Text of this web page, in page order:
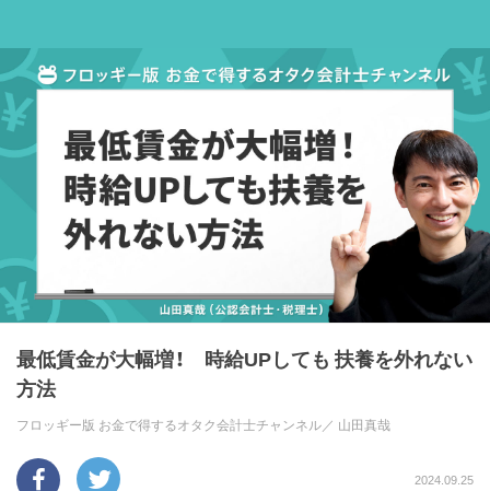
最低賃金が大幅増！ 時給UPしても 扶養を外れない
方法
フロッギー版 お金で得するオタク会計士チャンネル／ 山田真哉
2024.09.25